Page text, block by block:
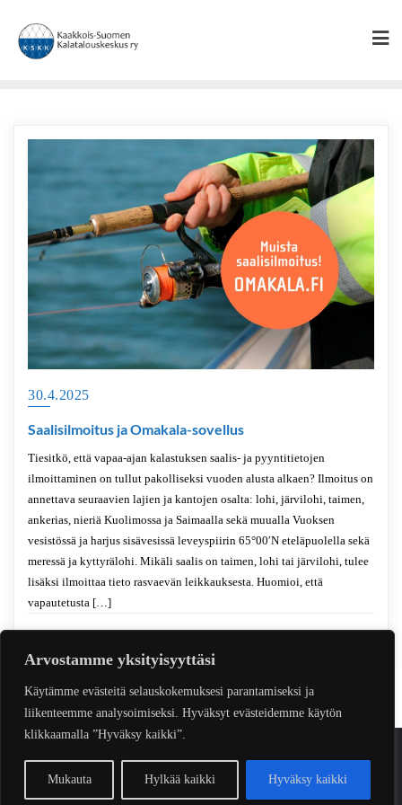
Arvostamme yksityisyyttäsi
Käytämme evästeitä selauskokemuksesi parantamiseksi ja
liikenteemme analysoimiseksi. Hyväksyt evästeidemme käytön
klikkaamalla ”Hyväksy kaikki”.
Mukauta Hylkää kaikki Hyväksy kaikki
content
30.4.2025
Saalisilmoitus ja Omakala-sovellus
Tiesitkö, että vapaa-ajan kalastuksen saalis- ja pyyntitietojen
ilmoittaminen on tullut pakolliseksi vuoden alusta alkaen? Ilmoitus on
annettava seuraavien lajien ja kantojen osalta: lohi, järvilohi, taimen,
ankerias, nieriä Kuolimossa ja Saimaalla sekä muualla Vuoksen
vesistössä ja harjus sisävesissä leveyspiirin 65°00′N eteläpuolella sekä
meressä ja kyttyrälohi. Mikäli saalis on taimen, lohi tai järvilohi, tulee
lisäksi ilmoittaa tieto rasvaevän leikkauksesta. Huomioi, että
vapautetusta […]
Copyright ©2026